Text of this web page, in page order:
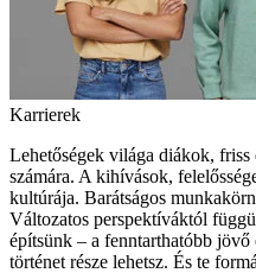
Karrierek
Lehetőségek világa diákok, friss
számára. A kihívások,
kultúrája. Barátságos
Változatos perspektíváktól
építsünk – a fenntarthatóbb
történet része lehetsz. És te